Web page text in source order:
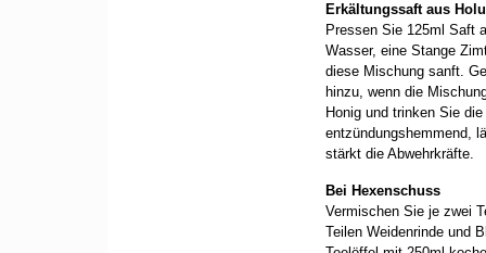
Erkältungssaft aus
Pressen Sie 125ml Saft
Wasser, eine Stange
diese Mischung sanft.
hinzu, wenn die
Honig und trinken Sie
entzündungshemmend,
stärkt die Abwehrkräfte.
Bei Hexenschuss
Vermischen Sie je zwei
Teilen Weidenrinde und